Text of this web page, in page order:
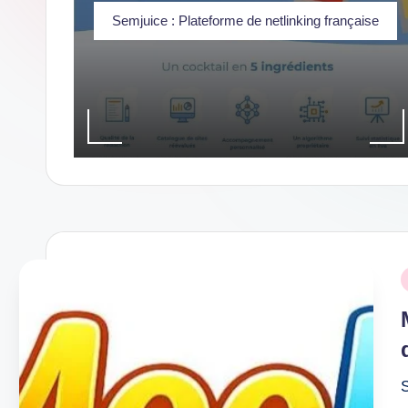
dernières
innovations
Semjuice : Plateforme de netlinking française